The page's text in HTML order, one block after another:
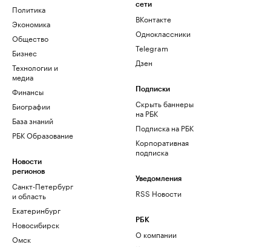
Политика
Экономика
Общество
Бизнес
Технологии и
медиа
Финансы
Биографии
База знаний
РБК Образование
Новости
регионов
Санкт-Петербург
и область
Екатеринбург
Новосибирск
Омск
сети
ВКонтакте
Одноклассники
Telegram
Дзен
Подписки
Скрыть баннеры
на РБК
Подписка на РБК
Корпоративная
подписка
Уведомления
RSS Новости
РБК
О компании